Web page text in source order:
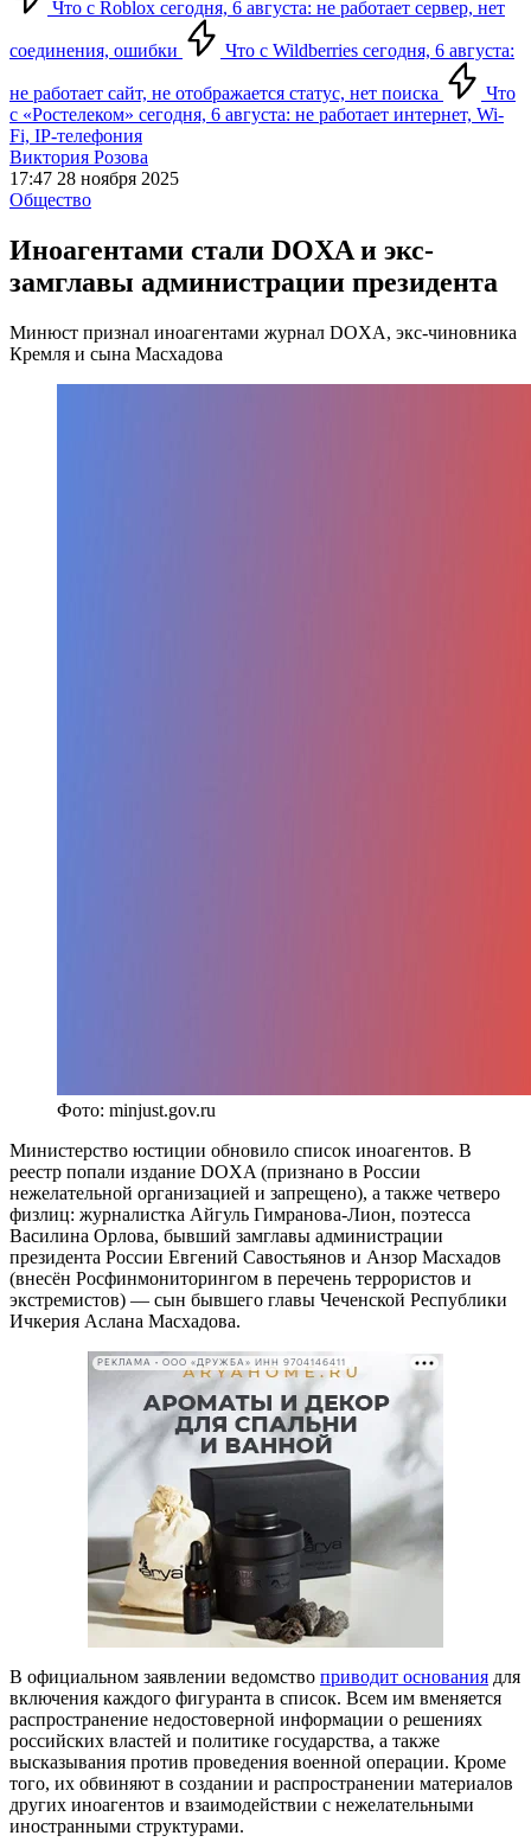
Что с Roblox сегодня, 6 августа: не работает сервер, нет
соединения, ошибки Что с Wildberries сегодня, 6 августа:
не работает сайт, не отображается статус, нет поиска
Что
с «Ростелеком» сегодня, 6 августа: не работает интернет, Wi-
Fi, IP-телефония
Виктория Розова
17:47 28 ноября 2025
Общество
Иноагентами стали DOXA и экс-
замглавы администрации президента
Минюст признал иноагентами журнал DOXA, экс-чиновника
Кремля и сына Масхадова
Фото: minjust.gov.ru
Министерство юстиции обновило список иноагентов. В
реестр попали издание DOXA (признано в России
нежелательной организацией и запрещено), а также четверо
физлиц: журналистка Айгуль Гимранова-Лион, поэтесса
Василина Орлова, бывший замглавы администрации
президента России Евгений Савостьянов и Анзор Масхадов
(внесён Росфинмониторингом в перечень террористов и
экстремистов) — сын бывшего главы Чеченской Республики
Ичкерия Аслана Масхадова.
РЕКЛАМА • ООО «ДРУЖБА» ИНН 9704146411
В официальном заявлении ведомство приводит основания для
включения каждого фигуранта в список. Всем им вменяется
распространение недостоверной информации о решениях
российских властей и политике государства, а также
высказывания против проведения военной операции. Кроме
того, их обвиняют в создании и распространении материалов
других иноагентов и взаимодействии с нежелательными
иностранными структурами.